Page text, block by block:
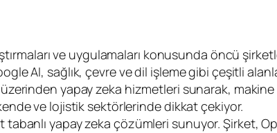
ve uygulamaları konusunda öncü
AI, sağlık, çevre ve dil işleme gibi çeşitli
yapay zeka hizmetleri sunarak,
ve lojistik sektörlerinde dikkat çekiyor.
yapay zeka çözümleri sunuyor. Şirket,